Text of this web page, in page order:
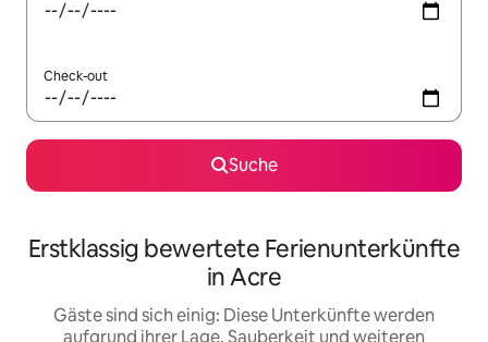
Check-out
Suche
Erstklassig bewertete Ferienunterkünfte
in Acre
Gäste sind sich einig: Diese Unterkünfte werden
aufgrund ihrer Lage, Sauberkeit und weiteren